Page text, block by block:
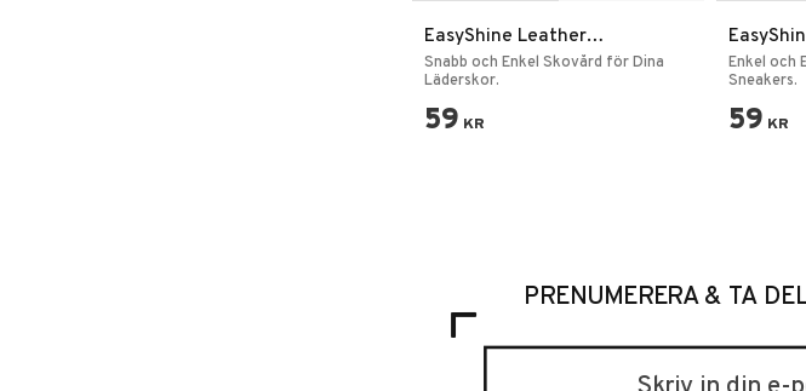
EasyShine Leather
Våtservetter
Snabb och Enkel Skovård för Dina
Läder­skor.
59 KR
Enkel och
Sneakers.
59 KR
PRENUMERERA & TA